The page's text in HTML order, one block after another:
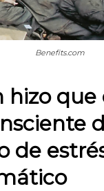
Benefits.com
hizo
de